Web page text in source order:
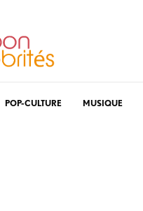
POP-CULTURE MUSIQUE